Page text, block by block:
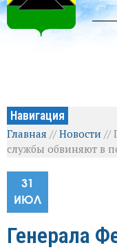
Навигация
Главная //Новости //
службы обвиняют в
31
ИЮЛ
Генерала